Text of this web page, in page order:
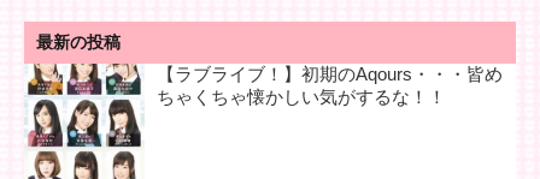
最新の投稿
【ラブライブ！】初期のAqours・・・皆め
ちゃくちゃ懐かしい気がするな！！